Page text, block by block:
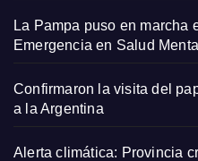
La Pampa puso en marcha
Emergencia en Salud Mental
Confirmaron la visita del
a la Argentina
Alerta climática: Provincia